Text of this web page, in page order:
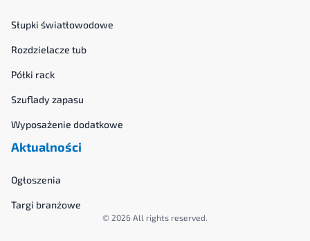
Słupki światłowodowe
Rozdzielacze tub
Półki rack
Szuflady zapasu
Wyposażenie dodatkowe
Aktualności
Ogłoszenia
Targi branżowe
© 2026 All rights reserved.